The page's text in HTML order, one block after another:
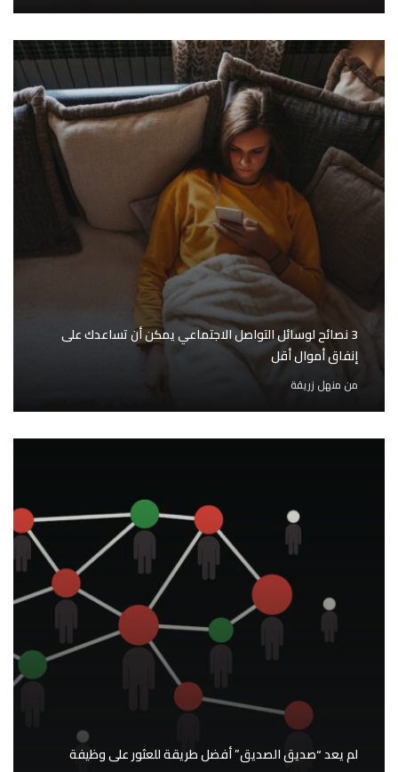
3 نصائح لوسائل التواصل الاجتماعي يمكن أن تساعدك على
إنفاق أموال أقل
من منهل زريقة
لم يعد “صديق الصديق” أفضل طريقة للعثور على وظيفة